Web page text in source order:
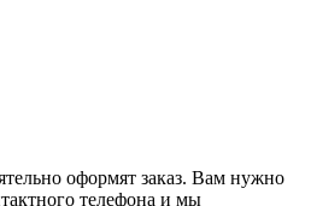
оформят заказ. Вам нужно
телефона и мы